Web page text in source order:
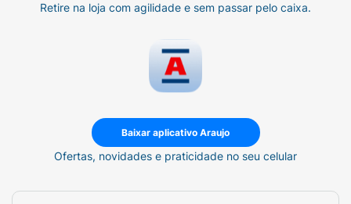
Retire na loja com agilidade e sem passar pelo caixa.
Baixar aplicativo Araujo
Ofertas, novidades e praticidade no seu celular